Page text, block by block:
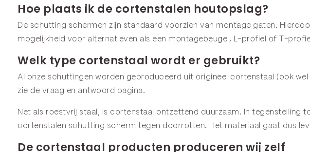
Hoe plaats ik de cortenstalen houtopslag?
De schutting schermen zijn standaard voorzien van montage gaten.
mogelijkheid voor alternatieven als een montagebeugel, L-profiel of T-
Welk type cortenstaal wordt er gebruikt?
Al onze schuttingen worden geproduceerd uit origineel cortenstaal (ook
zie de vraag en antwoord pagina.
Net als roestvrij staal, is cortenstaal ontzettend duurzaam. In
cortenstalen schutting scherm tegen doorrotten. Het materiaal gaat dus
De cortenstaal producten produceren wij zelf